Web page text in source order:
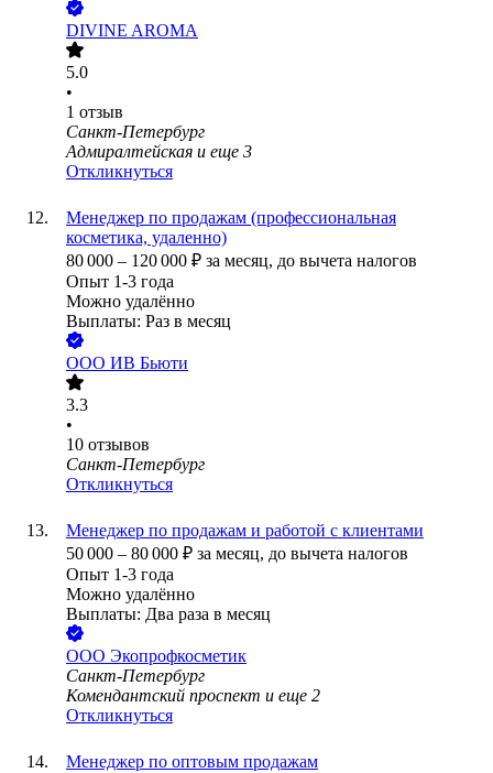
DIVINE AROMA
5.0
•
1 отзыв
Санкт-Петербург
Адмиралтейская и еще 3
Откликнуться
Менеджер по продажам (профессиональная
косметика, удаленно)
80 000 – 120 000 ₽ за месяц, до вычета налогов
Опыт 1-3 года
Можно удалённо
Выплаты: Раз в месяц
ООО ИВ Бьюти
3.3
•
10 отзывов
Санкт-Петербург
Откликнуться
Менеджер по продажам и работой с клиентами
50 000 – 80 000 ₽ за месяц, до вычета налогов
Опыт 1-3 года
Можно удалённо
Выплаты: Два раза в месяц
ООО Экопрофкосметик
Санкт-Петербург
Комендантский проспект и еще 2
Откликнуться
Менеджер по оптовым продажам